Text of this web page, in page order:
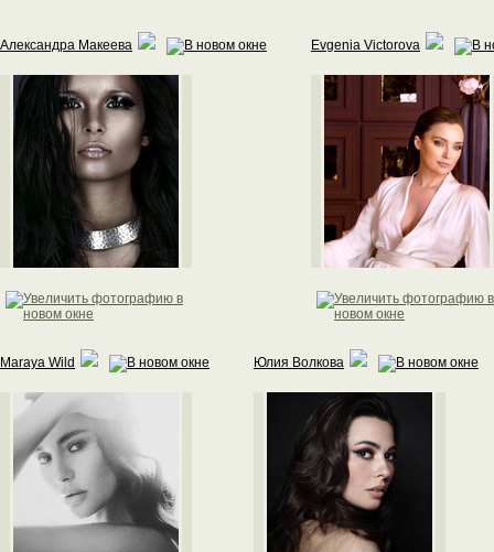
Александра Макеева Evgenia Victorova
Maraya Wild Юлия Волкова